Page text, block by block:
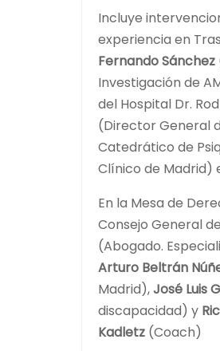
Incluye
experiencia en
Fernando Sánchez
Investigación de
del Hospital Dr.
(Director General
Catedrático de
Clínico de Madrid)
En la Mesa de
Consejo General
(Abogado.
Arturo Beltrán
Madrid),José Luis
discapacidad) y
Kadletz (Coach)